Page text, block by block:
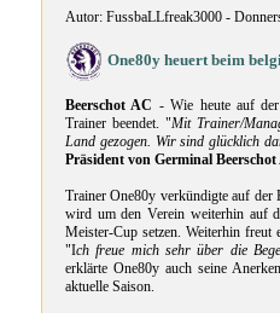
Autor: FussbaLLfreak3000 -
One80y heuert beim
Beerschot AC - Wie heute auf
Trainer beendet. "Mit Trainer/
Land gezogen. Wir sind glücklich
Präsident von Germinal
Trainer One80y verkündigte auf der
wird um den Verein weiterhin auf
Meister-Cup setzen. Weiterhin freut
"Ich freue mich sehr über die
erklärte One80y auch seine
aktuelle Saison.